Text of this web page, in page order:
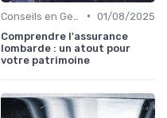
• 01/08/2025
Comprendre l'assurance
lombarde : un atout pour
votre patrimoine